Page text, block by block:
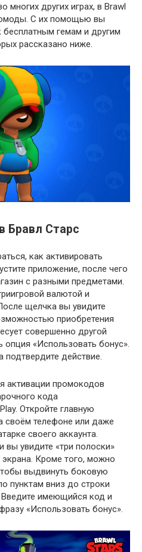
многих других играх, в Brawl
С их помощью вы
бесплатным гемам и другим
рассказано ниже.
Бравл Старс
как активировать
приложение, после чего
с разными предметами.
валютой и
щелчка вы увидите
приобретения
совершенно другой
опция «Использовать бонус».
действие.
активации промокодов
кода
Откройте главную
своём телефоне или даже
своего аккаунта.
вы увидите «три полоски»
Кроме того, можно
выдвинуть боковую
пунктам вниз до строки
Введите имеющийся код и
«Использовать бонус».